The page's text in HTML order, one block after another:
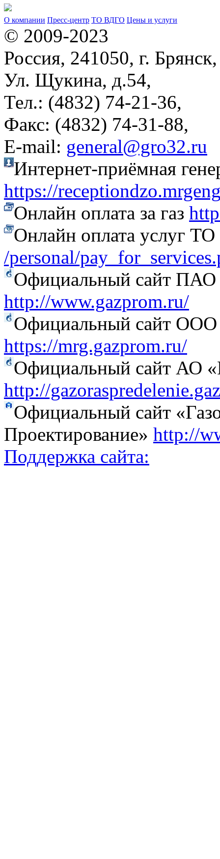
О компании Пресс-центр ТО ВДГО Цены и услуги
© 2009-2023
Россия, 241050, г. Брянск,
Ул. Щукина, д.54,
Тел.: (4832) 74-21-36,
Факс: (4832) 74-31-88,
Е-mail: general@gro32.ru
Интернет-приёмная
https://
Онлайн оплата за газ
Онлайн оплата услуг
/personal/
Официальный сайт ПАО
http://www.gazprom.ru/
Официальный сайт ООО
https://mrg.gazprom.ru/
Официальный сайт АО
http://
Официальный сайт
Проектирование» http://
Поддержка сайта: